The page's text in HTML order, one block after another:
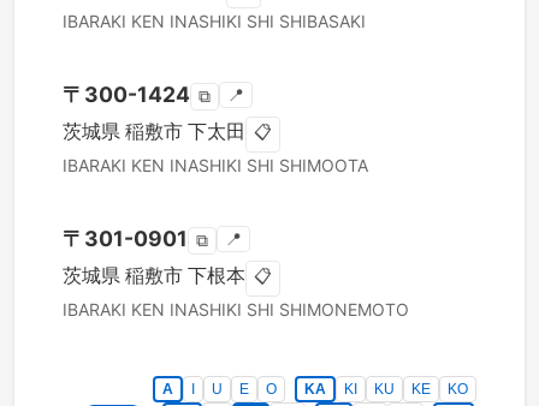
IBARAKI KEN INASHIKI SHI SHIBASAKI
〒 300-1424 ⧉ 📍
茨城県 稲敷市 下太田 📋
IBARAKI KEN INASHIKI SHI SHIMOOTA
〒 301-0901 ⧉ 📍
茨城県 稲敷市 下根本 📋
IBARAKI KEN INASHIKI SHI SHIMONEMOTO
A U E O KA KI KU KE
KO